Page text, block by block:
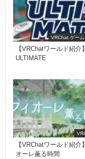
VRChat ゲーム
【VRChatワールド紹介
ULTIMATE
【VRChatワールド紹介
オーレ薫る時間